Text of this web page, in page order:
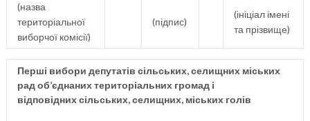
(назва
територіальної
виборчої комісії)
(підпис)
(ініціал імені
та прізвище)
Перші вибори депутатів сільських, селищних міських
рад об’єднаних територіальних громад і
відповідних сільських, селищних, міських голів